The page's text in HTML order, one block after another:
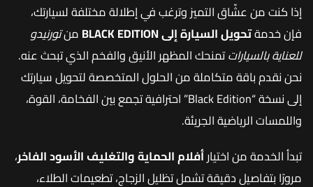
إذا كنت من عشّاق التميز وترغب في إطلالة مختلفة لسيارتك،
فإن خدمةتحويل السيارة إلى BLACK EDITION منتورنيدو
للعناية بالسياراتتمنحك المظهر الأنيق والفخم الذي تبحث عنه.
نحن نقدم باقة متكاملة من الحلول المتخصصة لتحويل سيارتك
إلى نسخة “Black Edition” احترافية تجمع بين الفخامة، القوة،
واللمسات الرياضية الجريئة.
تبدأ الخدمة من اختيارأفلام الحماية والتغليف الأسود الفاخر،
مرورًا بتفاصيل دقيقة تشمل تظليل الزجاج، تطعيمات الطلاء،